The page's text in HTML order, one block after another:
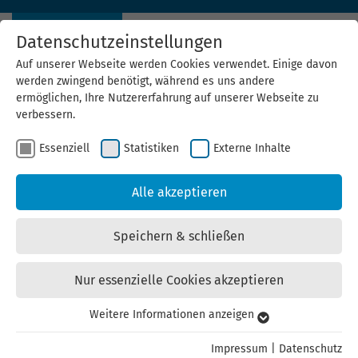
Thüringer Energie-Konferenz (TEK) 2026
in Thüringen und Mitteldeutschland
Datenschutzeinstellungen
Auf unserer Webseite werden Cookies verwendet. Einige davon
werden zwingend benötigt, während es uns andere
ermöglichen, Ihre Nutzererfahrung auf unserer Webseite zu
verbessern.
Essenziell Statistiken Externe Inhalte
Alle akzeptieren
Speichern & schließen
Nur essenzielle Cookies akzeptieren
Essenzielle Cookies werden für grundlegende Funktionen der
Weitere Informationen anzeigen
Impressum Datenschutz